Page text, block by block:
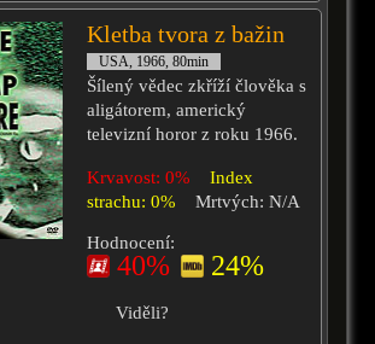
Kletba tvora z bažin
USA, 1966, 80min
Šílený vědec zkříží člověka s
aligátorem, americký
televizní horor z roku 1966.
Krvavost: 0%
Index
strachu: 0%
Mrtvých: N/A
Hodnocení:
40% 24%
Viděli?